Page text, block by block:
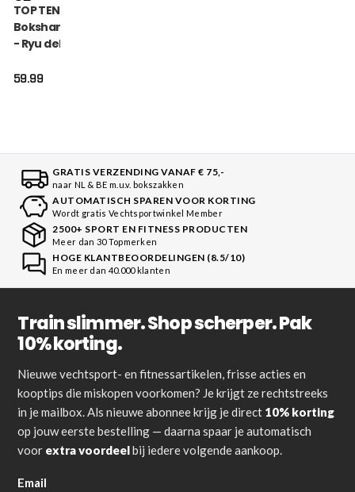
TOP TEN
Bokshandschoen
- Ryu del Mar -
59.99
GRATIS VERZENDING VANAF € 75,-
naar NL & BE m.u.v. bokszakken
AUTOMATISCH SPAREN VOOR KORTING
Wordt gratis Vechtsportwinkel Member
2500+ SPORT EN FITNESS PRODUCTEN
Meer dan 30 Topmerken
HOGE KLANTBEOORDELINGEN (8.5/10)
En meer dan 40.000 klanten
Train slimmer. Shop scherper. Pak
10% korting.
Nieuwe vechtsport- en fitnessartikelen, frisse acties en
kooptips die miskopen voorkomen? Je krijgt ze rechtstreeks
in je mailbox. Als nieuwe abonnee krijg je direct 10% korting
op jouw eerste bestelling — daarna spaar je automatisch
voor extra voordeelbij iedere volgende aankoop.
Email